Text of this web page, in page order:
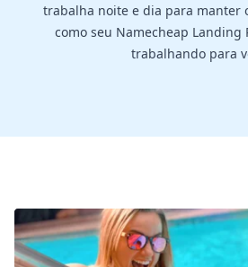
trabalha noite e dia para manter
como seu Namecheap Landing
trabalhando para